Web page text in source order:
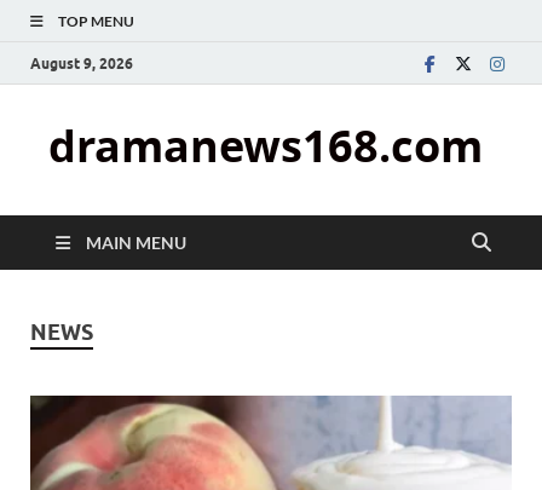
TOP MENU
August 9, 2026
dramanews168.com
MAIN MENU
NEWS